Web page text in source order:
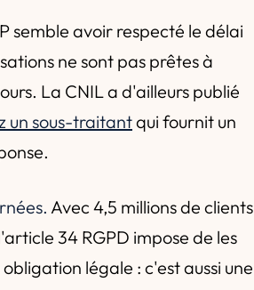
semble avoir respecté le délai
ne sont pas prêtes à
La CNIL a d'ailleurs publié
un sous-traitantqui fournit un
Avec 4,5 millions de clients
34 RGPD impose de les
légale : c'est aussi une